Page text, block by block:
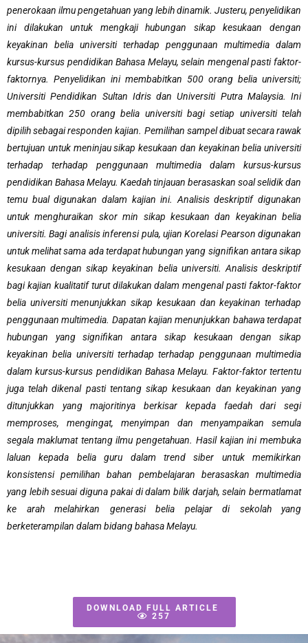
penerokaan ilmu pengetahuan yang lebih dinamik. Justeru, penyelidikan
ini dilakukan untuk mengkaji hubungan sikap kesukaan dengan
keyakinan belia universiti terhadap penggunaan multimedia dalam
kursus-kursus pendidikan Bahasa Melayu, selain mengenal pasti faktor-
faktornya. Penyelidikan ini membabitkan 500 orang belia universiti;
Universiti Pendidikan Sultan Idris dan Universiti Putra Malaysia. Ini
membabitkan 250 orang belia universiti bagi setiap universiti telah
dipilih sebagai responden kajian. Pemilihan sampel dibuat secara rawak
bertujuan untuk meninjau sikap kesukaan dan keyakinan belia universiti
terhadap terhadap penggunaan multimedia dalam kursus-kursus
pendidikan Bahasa Melayu. Kaedah tinjauan berasaskan soal selidik dan
temu bual digunakan dalam kajian ini. Analisis deskriptif digunakan
untuk menghuraikan skor min sikap kesukaan dan keyakinan belia
universiti. Bagi analisis inferensi pula, ujian Korelasi Pearson digunakan
untuk melihat sama ada terdapat hubungan yang signifikan antara sikap
kesukaan dengan sikap keyakinan belia universiti. Analisis deskriptif
bagi kajian kualitatif turut dilakukan dalam mengenal pasti faktor-faktor
belia universiti menunjukkan sikap kesukaan dan keyakinan terhadap
penggunaan multimedia. Dapatan kajian menunjukkan bahawa terdapat
hubungan yang signifikan antara sikap kesukaan dengan sikap
keyakinan belia universiti terhadap terhadap penggunaan multimedia
dalam kursus-kursus pendidikan Bahasa Melayu. Faktor-faktor tertentu
juga telah dikenal pasti tentang sikap kesukaan dan keyakinan yang
ditunjukkan yang majoritinya berkisar kepada faedah dari segi
memproses, mengingat, menyimpan dan menyampaikan semula
segala maklumat tentang ilmu pengetahuan. Hasil kajian ini membuka
laluan kepada belia guru dalam trend siber untuk memikirkan
konsistensi pemilihan bahan pembelajaran berasaskan multimedia
yang lebih sesuai diguna pakai di dalam bilik darjah, selain bermatlamat
ke arah melahirkan generasi belia pelajar di sekolah yang
berketerampilan dalam bidang bahasa Melayu.
DOWNLOAD FULL ARTICLE
257